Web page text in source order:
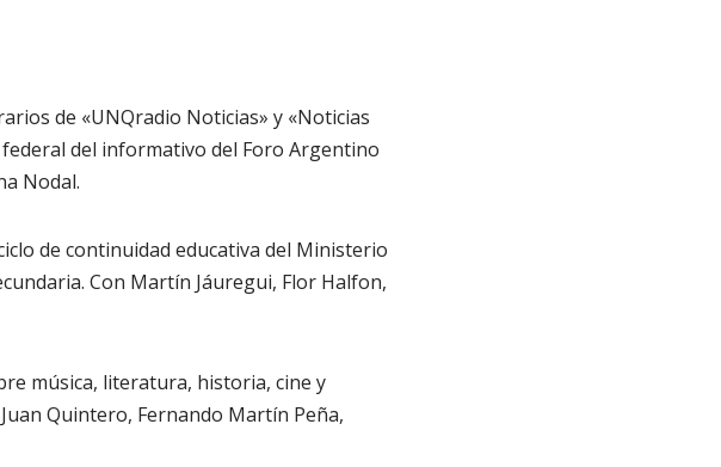
de «UNQradio Noticias» y «Noticias
del informativo del Foro Argentino
Nodal.
de continuidad educativa del Ministerio
Con Martín Jáuregui, Flor Halfon,
música, literatura, historia, cine y
Quintero, Fernando Martín Peña,